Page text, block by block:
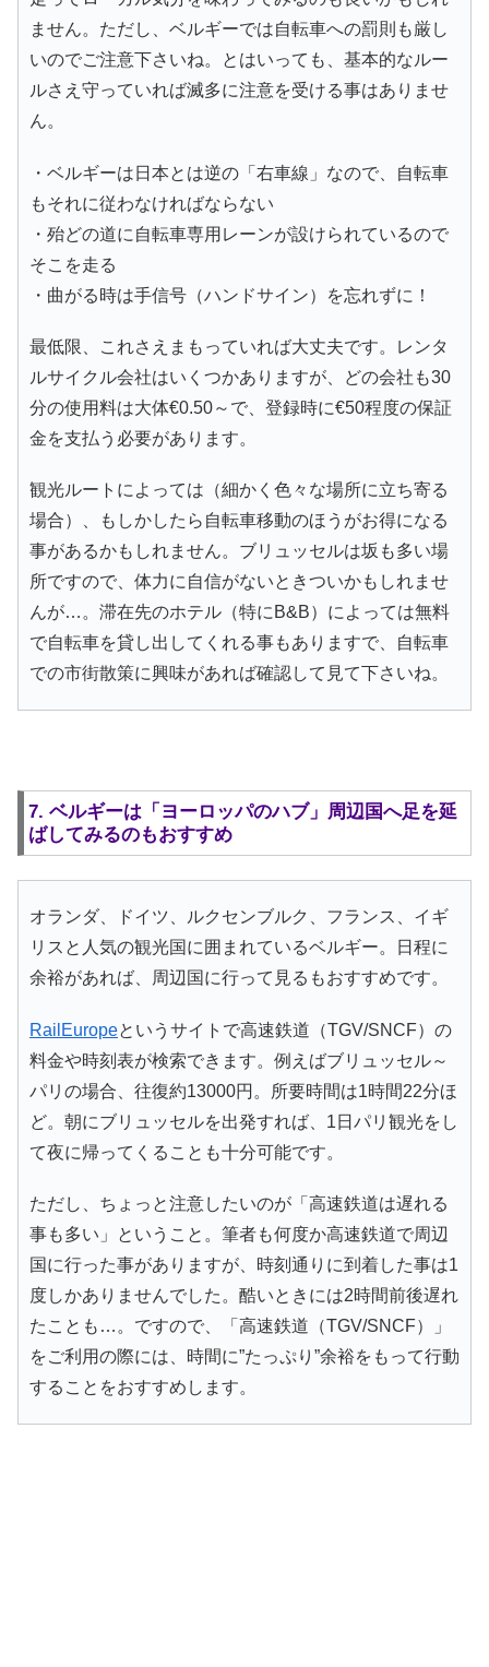
ません。ただし、ベルギーでは自転車への罰則も厳し
いのでご注意下さいね。とはいっても、基本的なルー
ルさえ守っていれば滅多に注意を受ける事はありませ
ん。
・ベルギーは日本とは逆の「右車線」なので、自転車
もそれに従わなければならない
・殆どの道に自転車専用レーンが設けられているので
そこを走る
・曲がる時は手信号（ハンドサイン）を忘れずに！
最低限、これさえまもっていれば大丈夫です。レンタ
ルサイクル会社はいくつかありますが、どの会社も30
分の使用料は大体€0.50～で、登録時に€50程度の保証
金を支払う必要があります。
観光ルートによっては（細かく色々な場所に立ち寄る
場合）、もしかしたら自転車移動のほうがお得になる
事があるかもしれません。ブリュッセルは坂も多い場
所ですので、体力に自信がないときついかもしれませ
んが…。滞在先のホテル（特にB&B）によっては無料
で自転車を貸し出してくれる事もありますで、自転車
での市街散策に興味があれば確認して見て下さいね。
7. ベルギーは「ヨーロッパのハブ」周辺国へ足を延
ばしてみるのもおすすめ
オランダ、ドイツ、ルクセンブルク、フランス、イギ
リスと人気の観光国に囲まれているベルギー。日程に
余裕があれば、周辺国に行って見るもおすすめです。
RailEuropeというサイトで高速鉄道（TGV/SNCF）の
料金や時刻表が検索できます。例えばブリュッセル～
パリの場合、往復約13000円。所要時間は1時間22分ほ
ど。朝にブリュッセルを出発すれば、1日パリ観光をし
て夜に帰ってくることも十分可能です。
ただし、ちょっと注意したいのが「高速鉄道は遅れる
事も多い」ということ。筆者も何度か高速鉄道で周辺
国に行った事がありますが、時刻通りに到着した事は1
度しかありませんでした。酷いときには2時間前後遅れ
たことも…。ですので、「高速鉄道（TGV/SNCF）」
をご利用の際には、時間に”たっぷり”余裕をもって行動
することをおすすめします。